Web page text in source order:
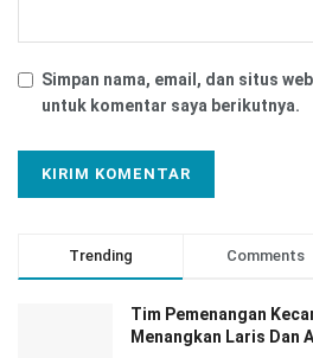
Simpan nama, email, dan situs
untuk komentar saya berikutnya.
Trending Comments
Tim Pemenangan
Menangkan Laris Dan